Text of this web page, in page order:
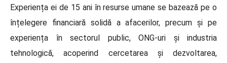
Experiența ei de 15 ani în resurse umane se bazează pe o
înțelegere financiară solidă a afacerilor, precum și pe
experiența în sectorul public, ONG-uri și industria
tehnologică, acoperind cercetarea și dezvoltarea,